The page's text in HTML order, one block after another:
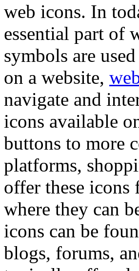
web icons. In
essential part of
symbols are
on a website,
navigate and
icons available
buttons to more
platforms,
offer these icons
where they can
icons can be
blogs, forums,